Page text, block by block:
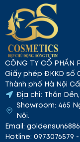
CÔNG TY CỔ PHẦN
Giấy phép ĐKKD số
Thành phố Hà Nội
Địa chỉ: Thôn
Showroom: 465
Nội.
Email:
Hotline: 0973076579